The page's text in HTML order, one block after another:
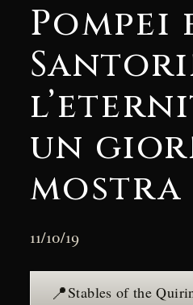
Pompei
un
mostra
11/10/19
📍